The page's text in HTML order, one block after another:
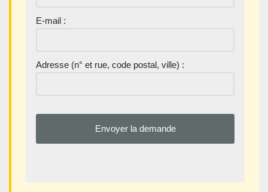
E-mail :
Adresse (n° et rue, code postal, ville) :